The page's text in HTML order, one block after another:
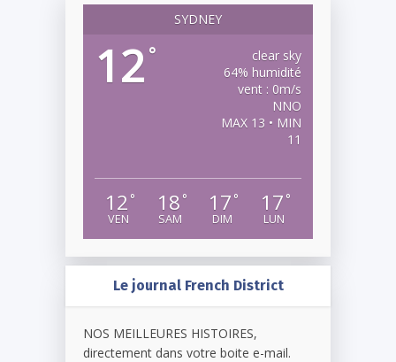
SYDNEY
12 °
clear sky
64% humidité
vent : 0m/s
NNO
MAX 13 • MIN
11
12 °
VEN
18 °
SAM
17 °
DIM
17 °
LUN
Le journal French District
NOS MEILLEURES HISTOIRES,
directement dans votre boite e-mail.